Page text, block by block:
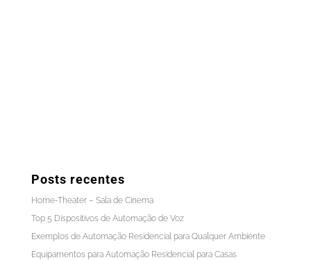
Posts recentes
Home-Theater – Sala de Cinema
Top 5 Dispositivos de Automação de Voz
Exemplos de Automação Residencial para Qualquer Ambiente
Equipamentos para Automação Residencial para Casas